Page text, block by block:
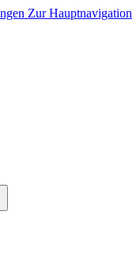
Zur Hauptnavigation